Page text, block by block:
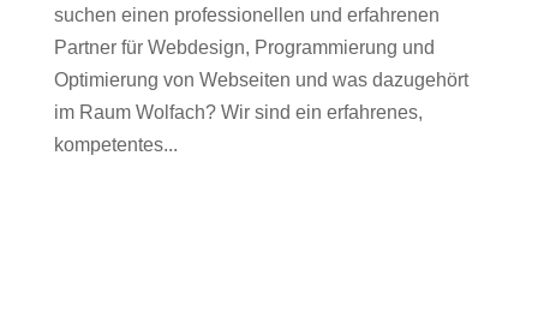
suchen einen professionellen und erfahrenen
Partner für Webdesign, Programmierung und
Optimierung von Webseiten und was dazugehört
im Raum Wolfach? Wir sind ein erfahrenes,
kompetentes...